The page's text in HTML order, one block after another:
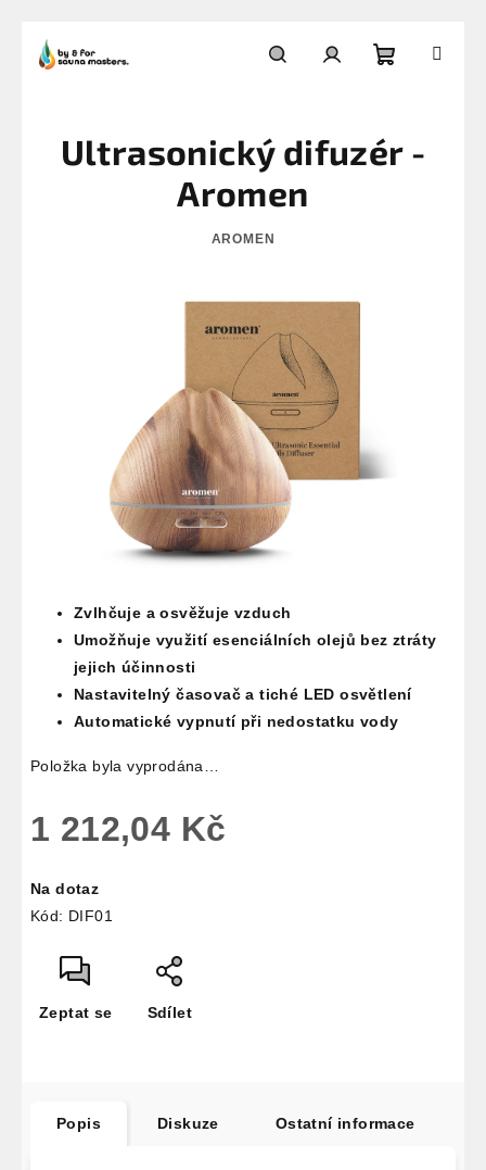
košík
Zvlhčuje a osvěžuje vzduch
Umožňuje využití esenciálních olejů bez ztráty
jejich účinnosti
Nastavitelný časovač a tiché LED osvětlení
Automatické vypnutí při nedostatku vody
Položka byla vyprodána…
1 212,04 Kč
cena:
Na dotaz
Kód: DIF01
Zeptat se Sdílet
Ultrasonický difuzér -
Aromen
AROMEN
Popis Diskuze Ostatní informace